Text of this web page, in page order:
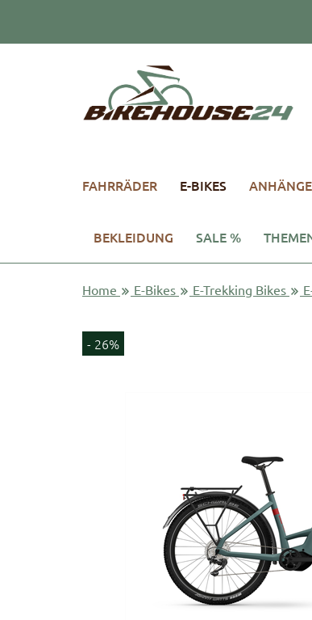
FAHRRÄDER E-BIKES
BEKLEIDUNG SALE %
Home E-Bikes E-Trekking Bikes
- 26%